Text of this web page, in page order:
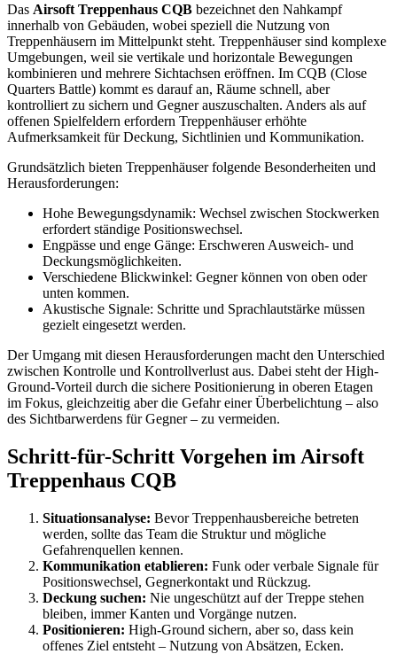
Das Airsoft Treppenhaus CQB bezeichnet den Nahkampf
innerhalb von Gebäuden, wobei speziell die Nutzung von
Treppenhäusern im Mittelpunkt steht. Treppenhäuser sind komplexe
Umgebungen, weil sie vertikale und horizontale Bewegungen
kombinieren und mehrere Sichtachsen eröffnen. Im CQB (Close
Quarters Battle) kommt es darauf an, Räume schnell, aber
kontrolliert zu sichern und Gegner auszuschalten. Anders als auf
offenen Spielfeldern erfordern Treppenhäuser erhöhte
Aufmerksamkeit für Deckung, Sichtlinien und Kommunikation.
Grundsätzlich bieten Treppenhäuser folgende Besonderheiten und
Herausforderungen:
Hohe Bewegungsdynamik: Wechsel zwischen Stockwerken
erfordert ständige Positionswechsel.
Engpässe und enge Gänge: Erschweren Ausweich- und
Deckungsmöglichkeiten.
Verschiedene Blickwinkel: Gegner können von oben oder
unten kommen.
Akustische Signale: Schritte und Sprachlautstärke müssen
gezielt eingesetzt werden.
Der Umgang mit diesen Herausforderungen macht den Unterschied
zwischen Kontrolle und Kontrollverlust aus. Dabei steht der High-
Ground-Vorteil durch die sichere Positionierung in oberen Etagen
im Fokus, gleichzeitig aber die Gefahr einer Überbelichtung – also
des Sichtbarwerdens für Gegner – zu vermeiden.
Schritt-für-Schritt Vorgehen im Airsoft
Treppenhaus CQB
Situationsanalyse: Bevor Treppenhausbereiche betreten
werden, sollte das Team die Struktur und mögliche
Gefahrenquellen kennen.
Kommunikation etablieren: Funk oder verbale Signale für
Positionswechsel, Gegnerkontakt und Rückzug.
Deckung suchen: Nie ungeschützt auf der Treppe stehen
bleiben, immer Kanten und Vorgänge nutzen.
Positionieren: High-Ground sichern, aber so, dass kein
offenes Ziel entsteht – Nutzung von Absätzen, Ecken.